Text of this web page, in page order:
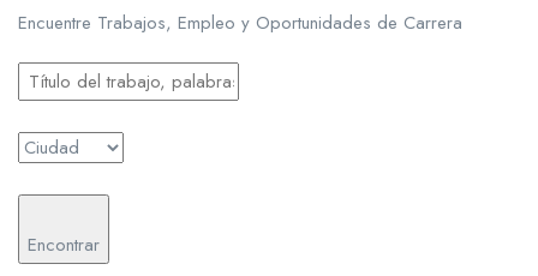
Encuentre Trabajos, Empleo y Oportunidades de Carrera
Encontrar